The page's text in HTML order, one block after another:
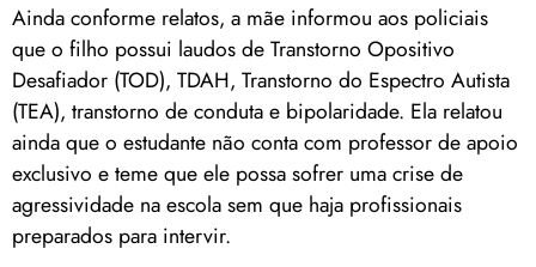
Ainda conforme relatos, a mãe informou aos policiais
que o filho possui laudos de Transtorno Opositivo
Desafiador (TOD), TDAH, Transtorno do Espectro Autista
(TEA), transtorno de conduta e bipolaridade. Ela relatou
ainda que o estudante não conta com professor de apoio
exclusivo e teme que ele possa sofrer uma crise de
agressividade na escola sem que haja profissionais
preparados para intervir.